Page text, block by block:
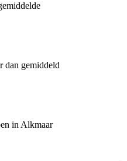
dan gemiddeld
in Alkmaar